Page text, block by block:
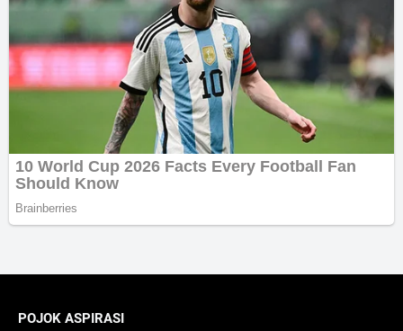
POJOK ASPIRASI